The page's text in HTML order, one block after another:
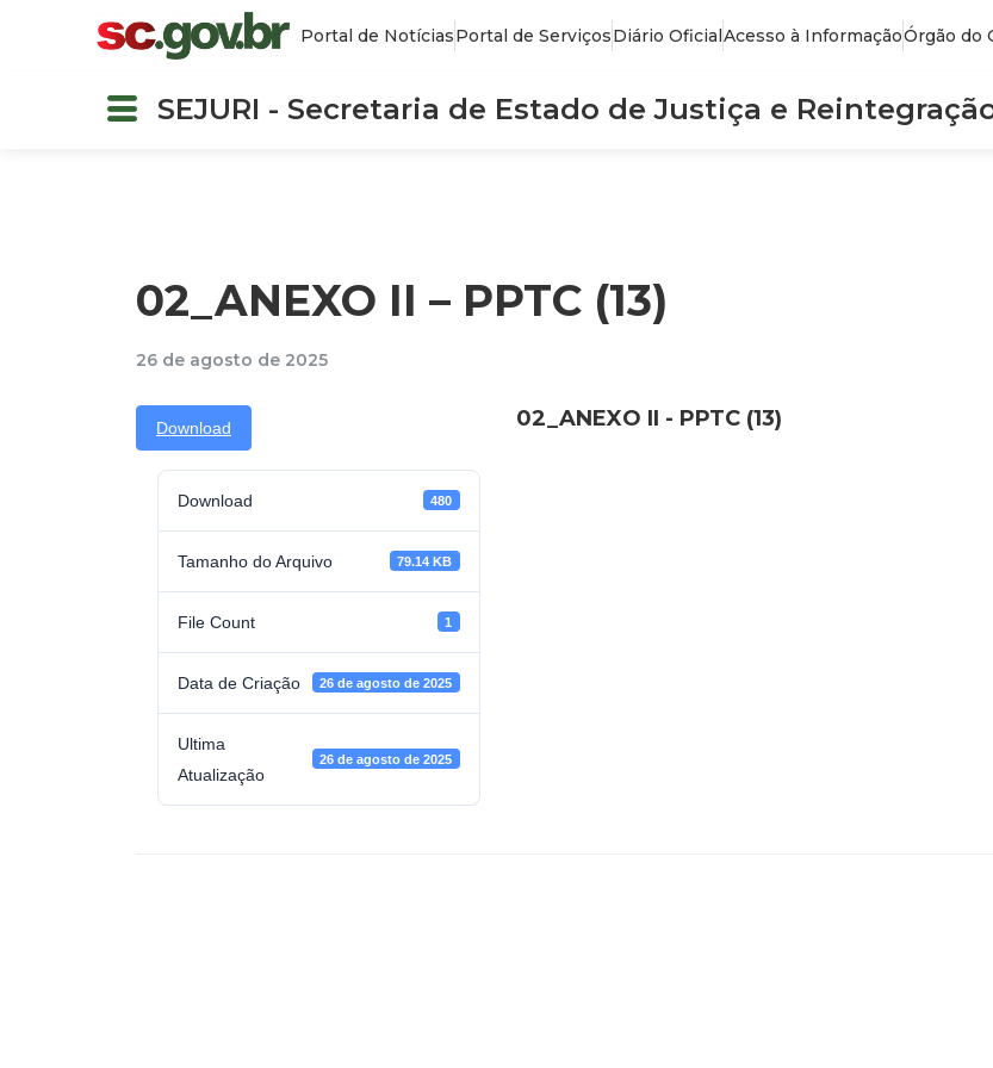
Portal de NotíciasPortal de ServiçosDiário OficialAcesso à InformaçãoÓrgão do
SEJURI - Secretaria de Estado de Justiça e
02_ANEXO II – PPTC (13)
26 de agosto de 2025
Download
Download 480
Tamanho do Arquivo 79.14 KB
File Count 1
Data de Criação 26 de agosto de 2025
Ultima
Atualização
26 de agosto de 2025
02_ANEXO II - PPTC (13)